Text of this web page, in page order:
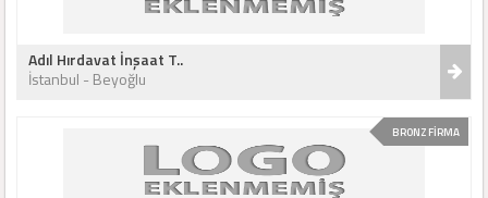
Adıl Hırdavat İnşaat T..
İstanbul - Beyoğlu
BRONZ FİRMA